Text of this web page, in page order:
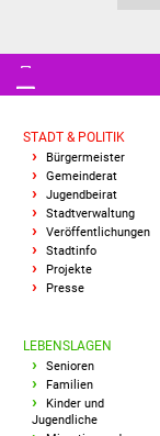
STADT & POLITIK
Bürgermeister
Gemeinderat
Jugendbeirat
Stadtverwaltung
Veröffentlichungen
Stadtinfo
Projekte
Presse
LEBENSLAGEN
Senioren
Familien
Kinder und
Jugendliche